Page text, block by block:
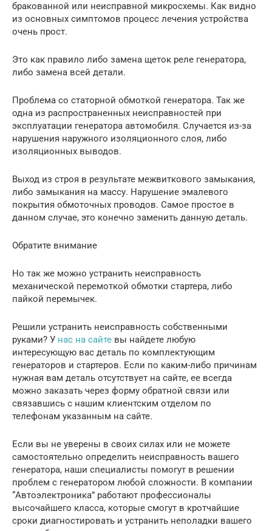
бракованной или неисправной микросхемы. Как видно
из основных симптомов процесс лечения устройства
очень прост.
Это как правило либо замена щеток реле генератора,
либо замена всей детали.
Проблема со статорной обмоткой генератора. Так же
одна из распространенных неисправностей при
эксплуатации генератора автомобиля. Случается из-за
нарушения наружного изоляционного слоя, либо
изоляционных выводов.
Выход из строя в результате межвиткового замыкания,
либо замыкания на массу. Нарушение эмалевого
покрытия обмоточных проводов. Самое простое в
данном случае, это конечно заменить данную деталь.
Обратите внимание
Но так же можно устранить неисправность
механической перемоткой обмотки стартера, либо
пайкой перемычек.
Решили устранить неисправность собственными
руками? У нас на сайте вы найдете любую
интересующую вас деталь по комплектующим
генераторов и стартеров. Если по каким-либо причинам
нужная вам деталь отсутствует на сайте, ее всегда
можно заказать через форму обратной связи или
связавшись с нашим клиентским отделом по
телефонам указанным на сайте.
Если вы не уверены в своих силах или не можете
самостоятельно определить неисправность вашего
генератора, наши специалисты помогут в решении
проблем с генератором любой сложности. В компании
“Автоэлектроника” работают профессионалы
высочайшего класса, которые смогут в кротчайшие
сроки диагностировать и устранить неполадки вашего